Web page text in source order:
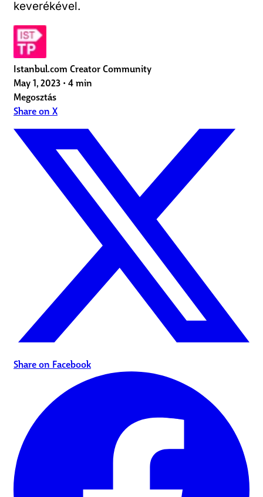
keverékével.
Istanbul.com Creator Community
May 1, 2023 • 4 min
Megosztás
Share on X
Share on Facebook